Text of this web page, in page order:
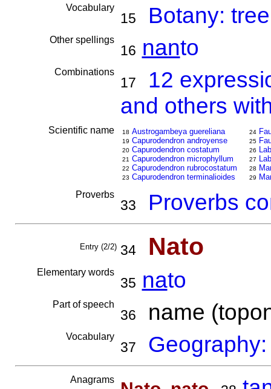
Vocabulary
15 Botany: tree
Other spellings
16 nanto
Combinations
17
12
and others
Scientific name 18 Austrogambeya guereliana
19 Capurodendron androyense
20 Capurodendron costatum
21 Capurodendron microphyllum
22 Capurodendron rubrocostatum
23 Capurodendron terminalioides
24
25
26
27
28
29
Proverbs
33 Proverbs
Entry (2/2) 34 Nato
Elementary words
35 nato
Part of speech
36 name
Vocabulary
37
Anagrams